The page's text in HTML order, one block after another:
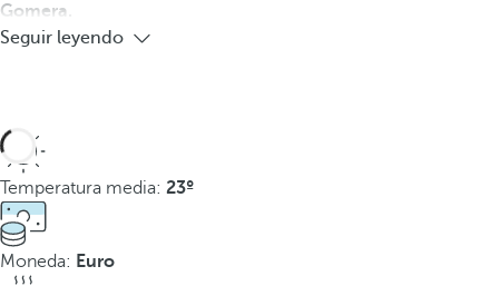
Gomera.
Seguir leyendo
Temperatura media: 23º
Moneda: Euro